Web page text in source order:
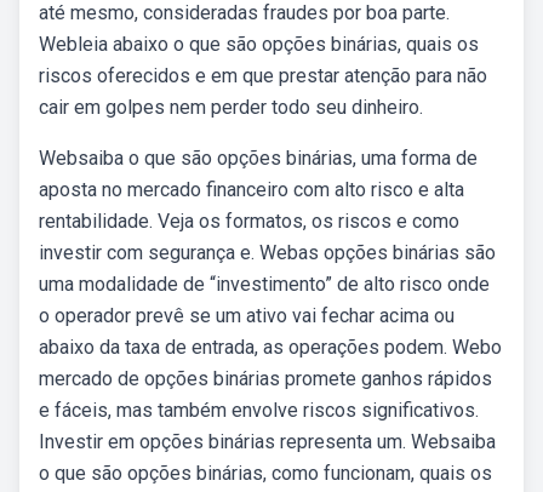
até mesmo, consideradas fraudes por boa parte.
Webleia abaixo o que são opções binárias, quais os
riscos oferecidos e em que prestar atenção para não
cair em golpes nem perder todo seu dinheiro.
Websaiba o que são opções binárias, uma forma de
aposta no mercado financeiro com alto risco e alta
rentabilidade. Veja os formatos, os riscos e como
investir com segurança e. Webas opções binárias são
uma modalidade de “investimento” de alto risco onde
o operador prevê se um ativo vai fechar acima ou
abaixo da taxa de entrada, as operações podem. Webo
mercado de opções binárias promete ganhos rápidos
e fáceis, mas também envolve riscos significativos.
Investir em opções binárias representa um. Websaiba
o que são opções binárias, como funcionam, quais os